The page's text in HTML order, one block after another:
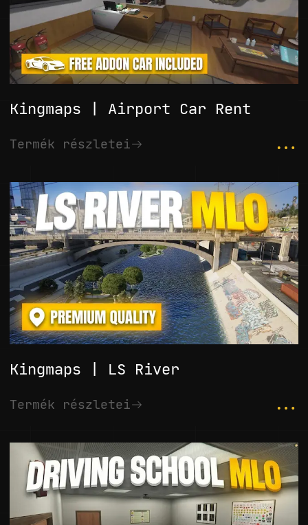
Kingmaps | Airport Car Rent
Termék részletei ...
Kingmaps | LS River
Termék részletei ...